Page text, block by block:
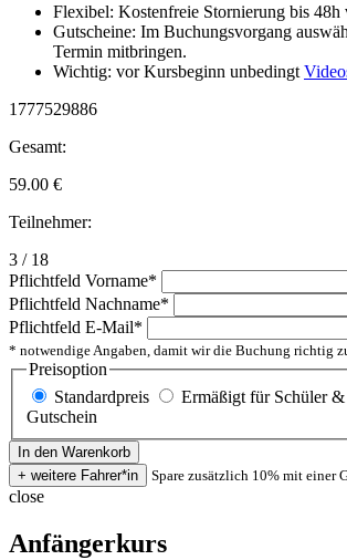
Flexibel: Kostenfreie Stornierung bis 48h
Gutscheine: Im Buchungsvorgang
Termin mitbringen.
Wichtig: vor Kursbeginn unbedingt
1777529886
Gesamt:
59.00 €
Teilnehmer:
3 / 18
Pflichtfeld Vorname*
Pflichtfeld Nachname*
Pflichtfeld E-Mail*
* notwendige Angaben, damit wir die Buchung richtig
Preisoption
Standardpreis
Ermäßigt für Schüler
Gutschein
Spare zusätzlich 10% mit einer
close
Anfängerkurs